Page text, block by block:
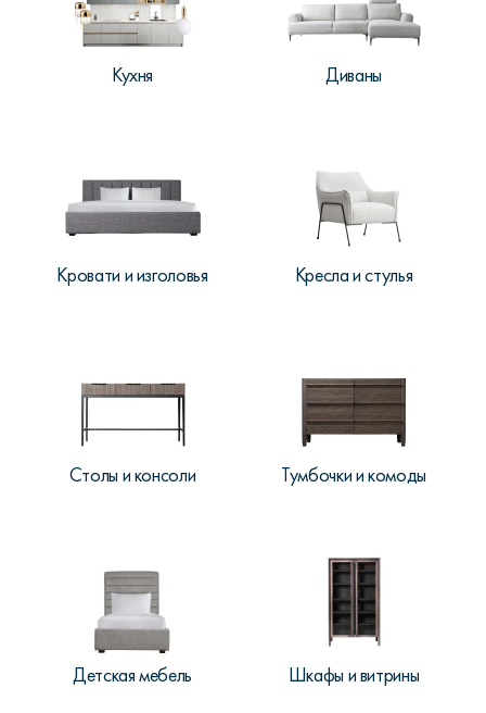
Кухня Диваны
Кровати и изголовья Кресла и стулья
Столы и консоли Тумбочки и комоды
Детская мебель Шкафы и витрины